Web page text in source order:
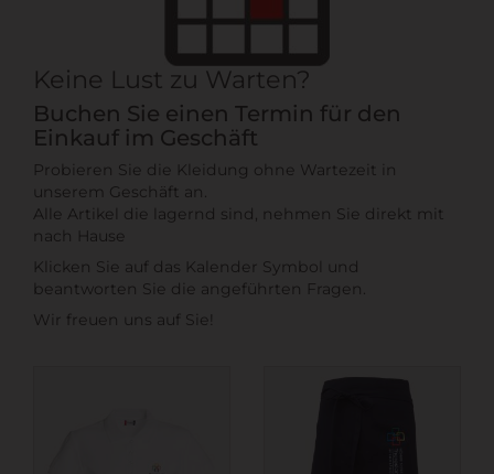
Keine Lust zu Warten?
Buchen Sie einen Termin für den
Einkauf im Geschäft
Probieren Sie die Kleidung ohne Wartezeit in
unserem Geschäft an.
Alle Artikel die lagernd sind, nehmen Sie direkt mit
nach Hause
Klicken Sie auf das Kalender Symbol und
beantworten Sie die angeführten Fragen.
Wir freuen uns auf Sie!